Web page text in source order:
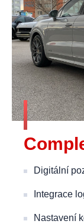
Digitální
Integrace
Nastavení